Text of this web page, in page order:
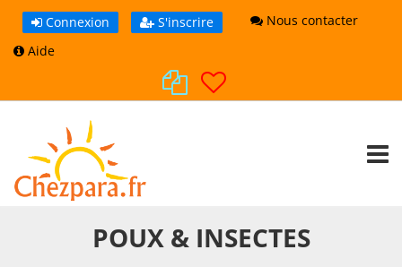
Connexion S'inscrire
Nous contacter
Aide
POUX & INSECTES